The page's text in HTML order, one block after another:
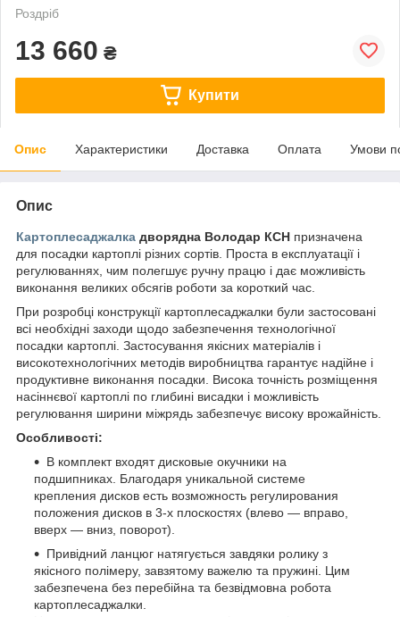
Роздріб
13 660 ₴
Купити
Опис Характеристики Доставка Оплата Умови
Опис
Картоплесаджалка дворядна Володар КСН призначена
для посадки картоплі різних сортів. Проста в експлуатації і
регулюваннях, чим полегшує ручну працю і дає можливість
виконання великих обсягів роботи за короткий час.
При розробці конструкції картоплесаджалки були застосовані
всі необхідні заходи щодо забезпечення технологічної
посадки картоплі. Застосування якісних матеріалів і
високотехнологічних методів виробництва гарантує надійне і
продуктивне виконання посадки. Висока точність розміщення
насіннєвої картоплі по глибині висадки і можливість
регулювання ширини міжрядь забезпечує високу врожайність.
Особливості:
В комплект входят дисковые окучники на
подшипниках. Благодаря уникальной системе
крепления дисков есть возможность регулирования
положения дисков в 3-х плоскостях (влево — вправо,
вверх — вниз, поворот).
Привідний ланцюг натягується завдяки ролику з
якісного полімеру, завзятому важелю та пружині. Цим
забезпечена без перебійна та безвідмовна робота
картоплесаджалки.